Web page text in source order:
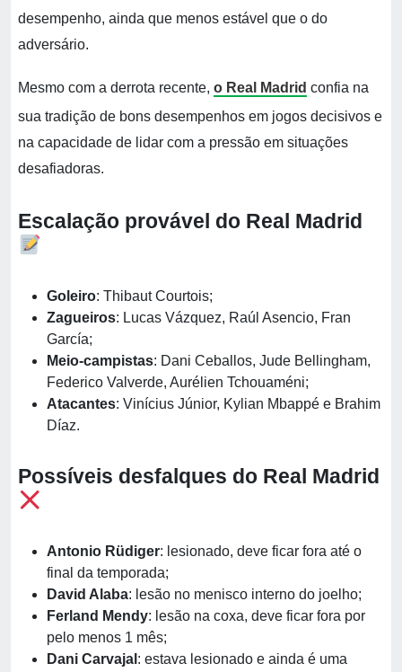
desempenho, ainda que menos estável que o do
adversário.
Mesmo com a derrota recente, o Real Madrid confia na
sua tradição de bons desempenhos em jogos decisivos e
na capacidade de lidar com a pressão em situações
desafiadoras.
Escalação provável do Real Madrid
Goleiro: Thibaut Courtois;
Zagueiros: Lucas Vázquez, Raúl Asencio, Fran
García;
Meio-campistas: Dani Ceballos, Jude Bellingham,
Federico Valverde, Aurélien Tchouaméni;
Atacantes: Vinícius Júnior, Kylian Mbappé e Brahim
Díaz.
Possíveis desfalques do Real Madrid
Antonio Rüdiger: lesionado, deve ficar fora até o
final da temporada;
David Alaba: lesão no menisco interno do joelho;
Ferland Mendy: lesão na coxa, deve ficar fora por
pelo menos 1 mês;
Dani Carvajal : estava lesionado e ainda é uma